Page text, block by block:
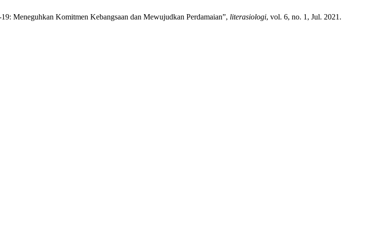
Meneguhkan Komitmen Kebangsaan dan Mewujudkan Perdamaian”, literasiologi, vol. 6, no. 1, Jul. 2021.